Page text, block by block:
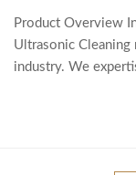
Product Overview
Ultrasonic
industry. We